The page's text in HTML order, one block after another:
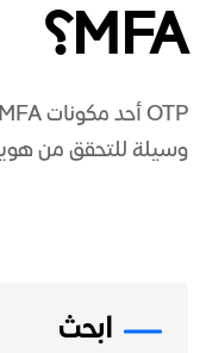
MFA؟
وسيلة للتحقق من
ابحث